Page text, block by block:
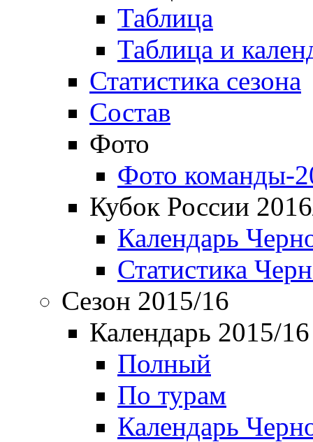
Таблица
Таблица и
Статистика сезона
Состав
Фото
Фото команды-
Кубок России
Календарь
Статистика
Сезон 2015/16
Календарь 2015/16
Полный
По турам
Календарь